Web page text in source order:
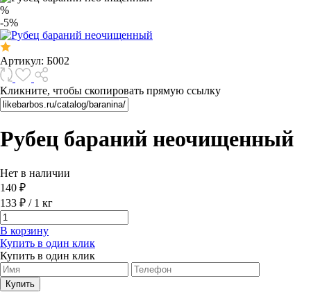
%
-5%
Артикул: Б002
Кликните, чтобы скопировать прямую ссылку
Рубец бараний неочищенный
Нет в наличии
140 ₽
133 ₽ / 1 кг
В корзину
Купить в один клик
Купить в один клик